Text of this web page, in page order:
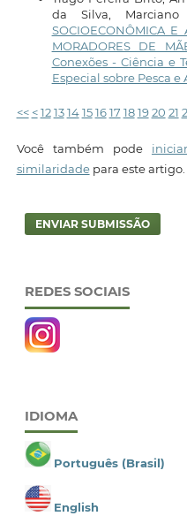
da Silva,
SOCIOECONÔMICA E
MORADORES DE
Conexões - Ciência e
Especial sobre Pesca
<< < 12 13 14 15 16 17 18 19 20 21
Você também pode
similaridadepara este artigo.
ENVIAR SUBMISSÃO
REDES SOCIAIS
IDIOMA
Português (Brasil)
English